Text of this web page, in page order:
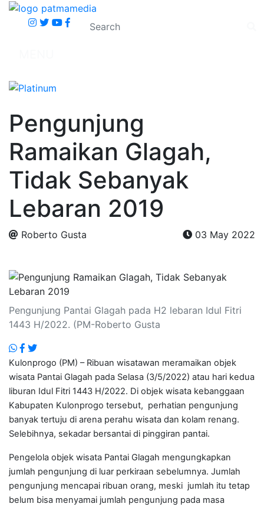
Pengunjung
Ramaikan Glagah,
Tidak Sebanyak
Lebaran 2019
Roberto Gusta
03 May 2022
Pengunjung Pantai Glagah pada H2 lebaran Idul Fitri
1443 H/2022. (PM-Roberto Gusta
Kulonprogo (PM) – Ribuan wisatawan meramaikan objek
wisata Pantai Glagah pada Selasa (3/5/2022) atau hari kedua
liburan Idul Fitri 1443 H/2022. Di objek wisata kebanggaan
Kabupaten Kulonprogo tersebut, perhatian pengunjung
banyak tertuju di arena perahu wisata dan kolam renang.
Selebihnya, sekadar bersantai di pinggiran pantai.
Pengelola objek wisata Pantai Glagah mengungkapkan
jumlah pengunjung di luar perkiraan sebelumnya. Jumlah
pengunjung mencapai ribuan orang, meski jumlah itu tetap
belum bisa menyamai jumlah pengunjung pada masa